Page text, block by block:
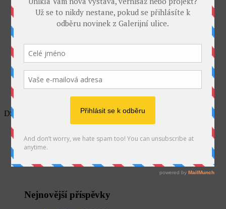
V. sympozium výtvarníků v Jistebníku
DESET
KONTAKT
DSC_0053 kopie
Projekty
I. sympozium výtvarníků v GU
Nejnovější příspěvky